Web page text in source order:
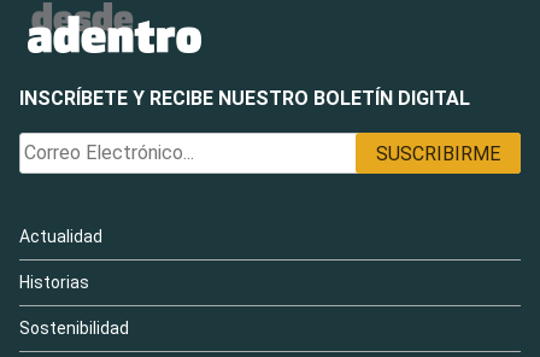
INSCRÍBETE Y RECIBE NUESTRO BOLETÍN DIGITAL
Actualidad
Historias
Sostenibilidad